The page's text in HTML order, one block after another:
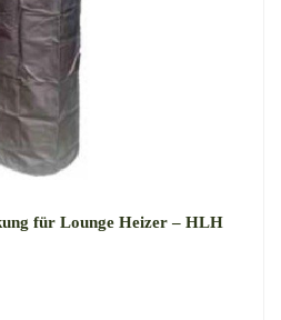
für Lounge Heizer – HLH